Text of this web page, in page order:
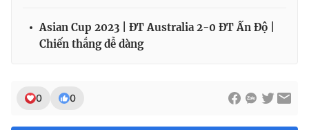
Asian Cup 2023 | ĐT Australia 2-0 ĐT Ấn Độ |
Chiến thắng dễ dàng
0 0